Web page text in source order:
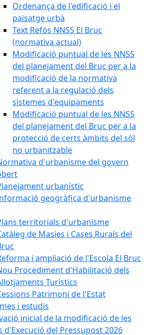
Ordenança de l'edificació i el
paisatge urbà
Text Refós NNSS El Bruc
(normativa actual)
Modificació puntual de les NNSS
del planejament del Bruc per a la
modificació de la normativa
referent a la regulació dels
sistemes d'equipaments
Modificació puntual de les NNSS
del planejament del Bruc per a la
protecció de certs àmbits del sòl
no urbanitzable
d'urbanisme del govern
urbanístic
geogràfica d'urbanisme
territorials d'urbanisme
de Masies i Cases Rurals del
i ampliació de l'Escola El Bruc
Procediment d'Habilitació dels
Turístics
Patrimoni de l'Estat
i estudis
inicial de la modificació de les
d'Execució del Pressupost 2026